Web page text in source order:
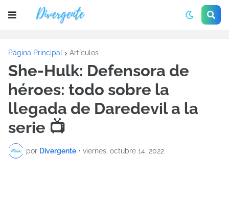
Página Principal Artículos
She-Hulk: Defensora de
héroes: todo sobre la
llegada de Daredevil a la
serie 📺
por Divergente • viernes, octubre 14, 2022